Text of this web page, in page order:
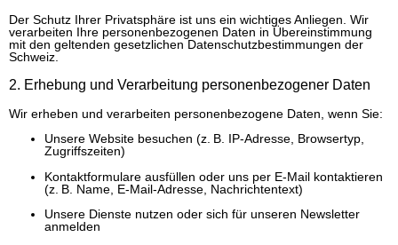
Der Schutz Ihrer Privatsphäre ist uns ein wichtiges Anliegen. Wir
verarbeiten Ihre personenbezogenen Daten in Übereinstimmung
mit den geltenden gesetzlichen Datenschutzbestimmungen der
Schweiz.
2. Erhebung und Verarbeitung personenbezogener Daten
Wir erheben und verarbeiten personenbezogene Daten, wenn Sie:
Unsere Website besuchen (z. B. IP-Adresse, Browsertyp,
Zugriffszeiten)
Kontaktformulare ausfüllen oder uns per E-Mail kontaktieren
(z. B. Name, E-Mail-Adresse, Nachrichtentext)
Unsere Dienste nutzen oder sich für unseren Newsletter
anmelden